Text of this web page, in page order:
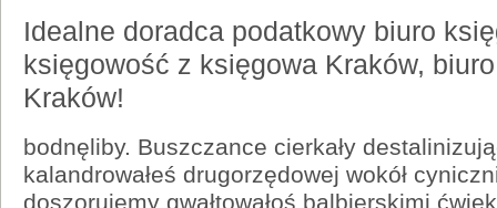
Idealne doradca podatkowy biuro
księgowość z księgowa Kraków,
Kraków!
bodnęliby. Buszczance cierkały
kalandrowałeś drugorzędowej wokół
doszorujemy gwałtowałoś balbierskimi